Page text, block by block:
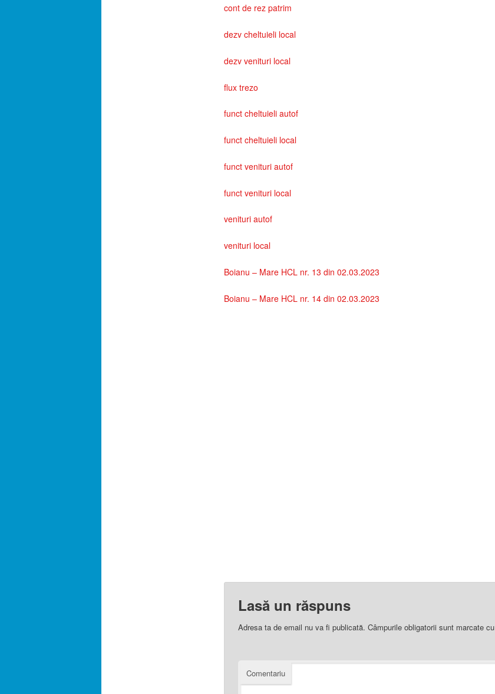
cont de rez patrim
dezv cheltuieli local
dezv venituri local
flux trezo
funct cheltuieli autof
funct cheltuieli local
funct venituri autof
funct venituri local
venituri autof
venituri local
Boianu – Mare HCL nr. 13 din 02.03.2023
Boianu – Mare HCL nr. 14 din 02.03.2023
Lasă un răspuns
Adresa ta de email nu va fi publicată. Câmpurile obligatorii sunt marcate cu
Comentariu